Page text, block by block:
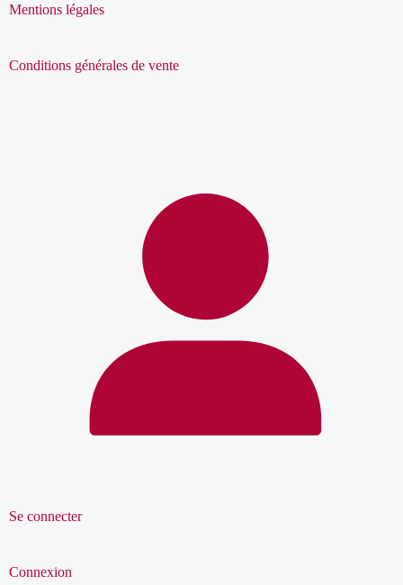
Mentions légales
Conditions générales de vente
Se connecter
Connexion